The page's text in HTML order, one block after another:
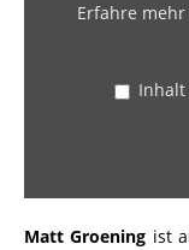
Erfahre
Inhalt
Matt Groening ist